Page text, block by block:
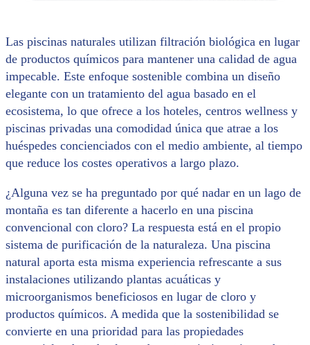
Las piscinas naturales utilizan filtración biológica en lugar
de productos químicos para mantener una calidad de agua
impecable. Este enfoque sostenible combina un diseño
elegante con un tratamiento del agua basado en el
ecosistema, lo que ofrece a los hoteles, centros wellness y
piscinas privadas una comodidad única que atrae a los
huéspedes concienciados con el medio ambiente, al tiempo
que reduce los costes operativos a largo plazo.
¿Alguna vez se ha preguntado por qué nadar en un lago de
montaña es tan diferente a hacerlo en una piscina
convencional con cloro? La respuesta está en el propio
sistema de purificación de la naturaleza. Una piscina
natural aporta esta misma experiencia refrescante a sus
instalaciones utilizando plantas acuáticas y
microorganismos beneficiosos en lugar de cloro y
productos químicos. A medida que la sostenibilidad se
convierte en una prioridad para las propiedades